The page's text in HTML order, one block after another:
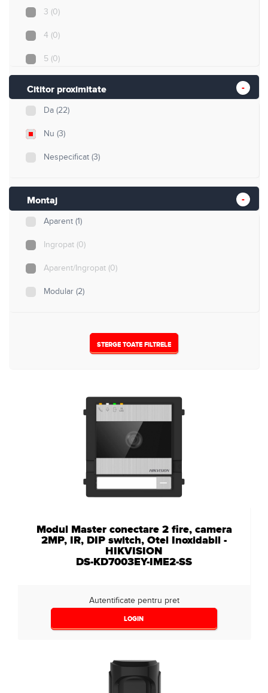
3 (0)
4 (0)
5 (0)
12 (1)
40 (0)
255
min. 1000
Cititor proximitate
Da (22)
Nu (3)
Nespecificat (3)
Montaj
Aparent (1)
Ingropat (0)
Aparent/Ingropat (0)
Modular (2)
STERGE TOATE FILTRELE
Modul Master conectare 2 fire, camera
2MP, IR, DIP switch, Otel Inoxidabil -
HIKVISION
DS-KD7003EY-IME2-SS
Autentificate pentru pret
LOGIN